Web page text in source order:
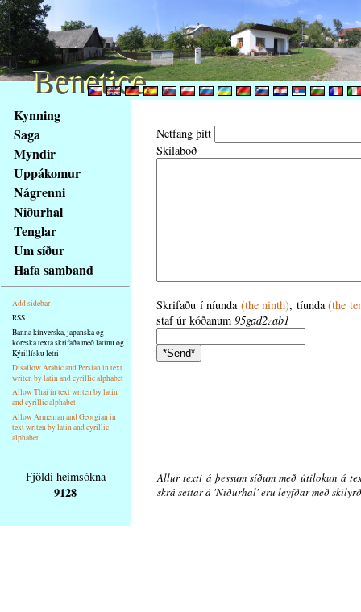
obsah
stránky
Klávesové
zkratky
tomto
webu
základní
Hlavní
strana
Kynning
Saga
Myndir
Uppákomur
Nágrenni
Niðurhal
Tenglar
Um síður
Hafa samband
Add sidebar
RSS
Banna kínverska, japanska og
kóreska texta skrifaða með latínu og
Kýrillísku letri
Disallow Arabic and Persian in text
writen by latin and cyrillic alphabet
Allow Thai in text writen by latin
and cyrillic alphabet
Allow Armenian and Georgian in
text writen by latin and cyrillic
alphabet
Netfang þitt
Skilaboð
Skrifaðu í níunda (the ninth), tíunda(the
staf úr kóðanum 95gad2zab1
Fjöldi heimsókna
9128
Allur texti á þessum síðum með útilokun á
skrá settar á 'Niðurhal' eru leyfðar með
Benetice
Benetice